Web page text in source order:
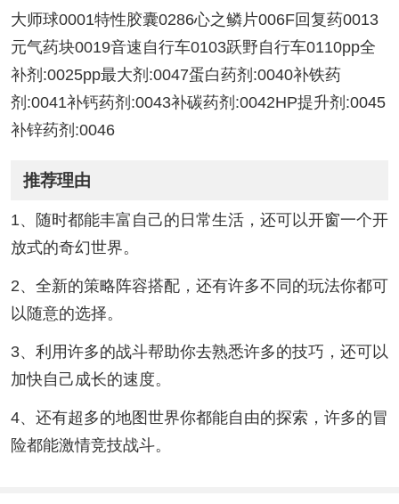
大师球0001特性胶囊0286心之鳞片006F回复药0013
元气药块0019音速自行车0103跃野自行车0110pp全
补剂:0025pp最大剂:0047蛋白药剂:0040补铁药
剂:0041补钙药剂:0043补碳药剂:0042HP提升剂:0045
补锌药剂:0046
推荐理由
1、随时都能丰富自己的日常生活，还可以开窗一个开
放式的奇幻世界。
2、全新的策略阵容搭配，还有许多不同的玩法你都可
以随意的选择。
3、利用许多的战斗帮助你去熟悉许多的技巧，还可以
加快自己成长的速度。
4、还有超多的地图世界你都能自由的探索，许多的冒
险都能激情竞技战斗。